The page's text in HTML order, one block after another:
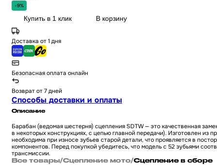
-9%
Купить в 1 клик В корзину
Доставка от 1 дня
Безопасная оплата онлайн
Возврат от 7 дней
Способы доставки и оплаты
Описание
Барабан (ведомая шестерня) сцепления SDTW — это качественная
в некоторых конструкциях, с цепью главной передачи). Изготовлен из
необходима при износе зубьев старой детали, что проявляется в
компонентов. Перед покупкой убедитесь, что модель с 52 зубьями
трансмиссии.
Все товары/Сцепление мото/Сцепление в сборе